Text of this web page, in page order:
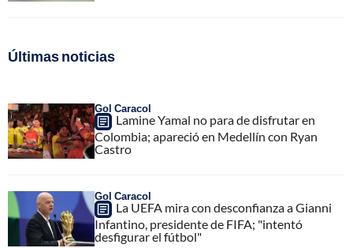
Últimas noticias
Gol Caracol
Lamine Yamal no para de disfrutar en
Colombia; apareció en Medellín con Ryan
Castro
Gol Caracol
La UEFA mira con desconfianza a Gianni
Infantino, presidente de FIFA; "intentó
desfigurar el fútbol"